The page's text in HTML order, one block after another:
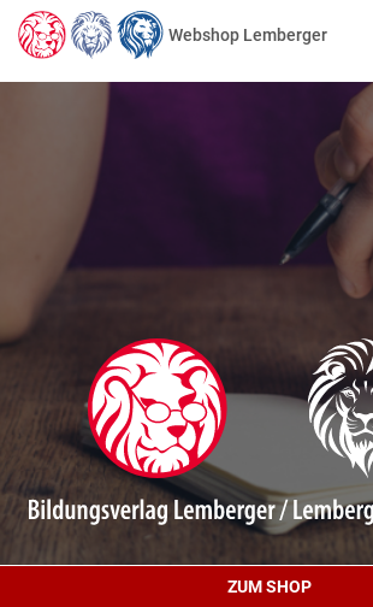
Webshop Lemberger
ZUM SHOP